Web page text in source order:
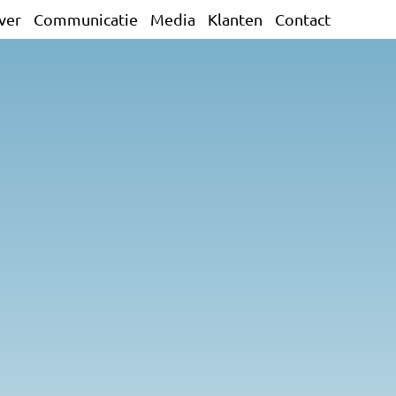
Communicatie Media Klanten Contact